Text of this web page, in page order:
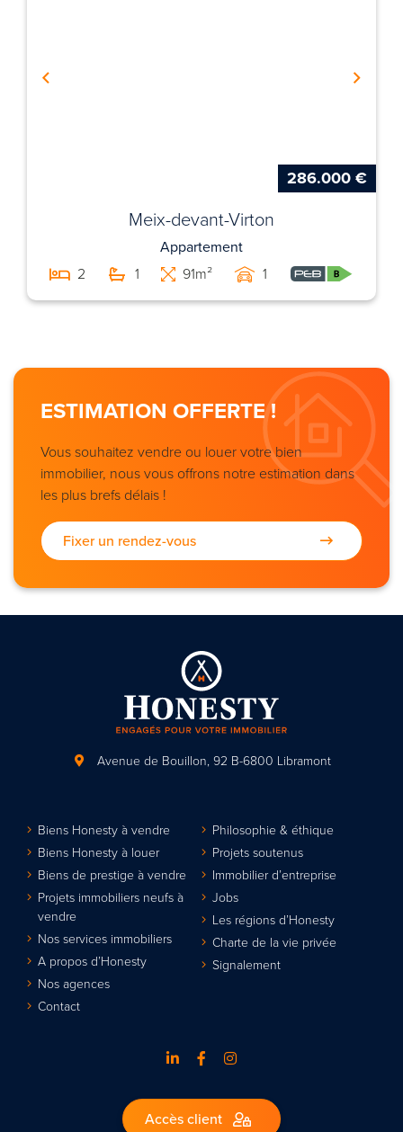
286.000 €
Meix-devant-Virton
Appartement
2
1 91m² 1
ESTIMATION OFFERTE !
Vous souhaitez vendre ou louer votre bien
immobilier, nous vous offrons notre estimation dans
les plus brefs délais !
Fixer un rendez-vous
Avenue de Bouillon, 92 B-6800 Libramont
Biens Honesty à vendre
Biens Honesty à louer
Biens de prestige à vendre
Projets immobiliers neufs à
vendre
Nos services immobiliers
A propos d’Honesty
Nos agences
Contact
Philosophie & éthique
Projets soutenus
Immobilier d’entreprise
Jobs
Les régions d’Honesty
Charte de la vie privée
Signalement
Accès client